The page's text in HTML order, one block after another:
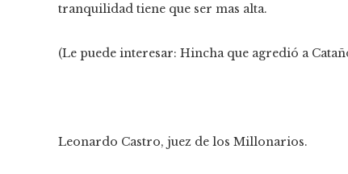
tranquilidad tiene que ser mas alta.
(Le puede interesar: Hincha que agredió a
Leonardo Castro, juez de los Millonarios.